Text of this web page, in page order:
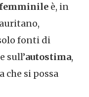
è, in
fonti di
sull’autostima,
che si possa